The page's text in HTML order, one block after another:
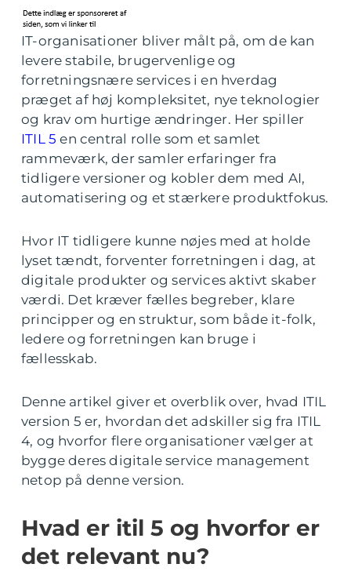
IT-organisationer bliver målt på, om de kan
levere stabile, brugervenlige og
forretningsnære services i en hverdag
præget af høj kompleksitet, nye teknologier
og krav om hurtige ændringer. Her spiller
ITIL 5 en central rolle som et samlet
rammeværk, der samler erfaringer fra
tidligere versioner og kobler dem med AI,
automatisering og et stærkere produktfokus.
Hvor IT tidligere kunne nøjes med at holde
lyset tændt, forventer forretningen i dag, at
digitale produkter og services aktivt skaber
værdi. Det kræver fælles begreber, klare
principper og en struktur, som både it-folk,
ledere og forretningen kan bruge i
fællesskab.
Denne artikel giver et overblik over, hvad ITIL
version 5 er, hvordan det adskiller sig fra ITIL
4, og hvorfor flere organisationer vælger at
bygge deres digitale service management
netop på denne version.
Hvad er itil 5 og hvorfor er
det relevant nu?